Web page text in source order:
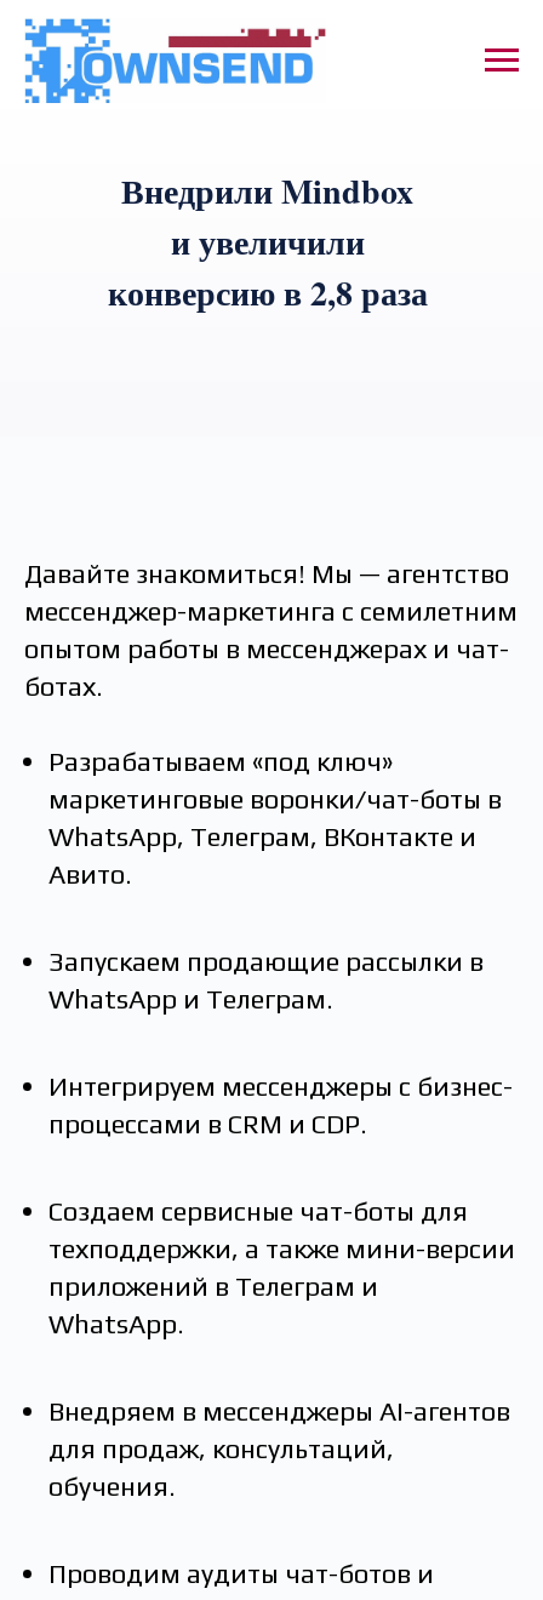
Внедрили Mindbox
и увеличили
конверсию в 2,8 раза
Давайте знакомиться! Мы — агентство
мессенджер-маркетинга с семилетним
опытом работы в мессенджерах и чат-
ботах.
Разрабатываем «под ключ»
маркетинговые воронки/чат-боты в
WhatsApp, Телеграм, ВКонтакте и
Авито.
Запускаем продающие рассылки в
WhatsApp и Телеграм.
Интегрируем мессенджеры с бизнес-
процессами в CRM и СDP.
Создаем сервисные чат-боты для
техподдержки, а также мини-версии
приложений в Телеграм и
WhatsApp.
Внедряем в мессенджеры AI-агентов
для продаж, консультаций,
обучения.
Проводим аудиты чат-ботов и